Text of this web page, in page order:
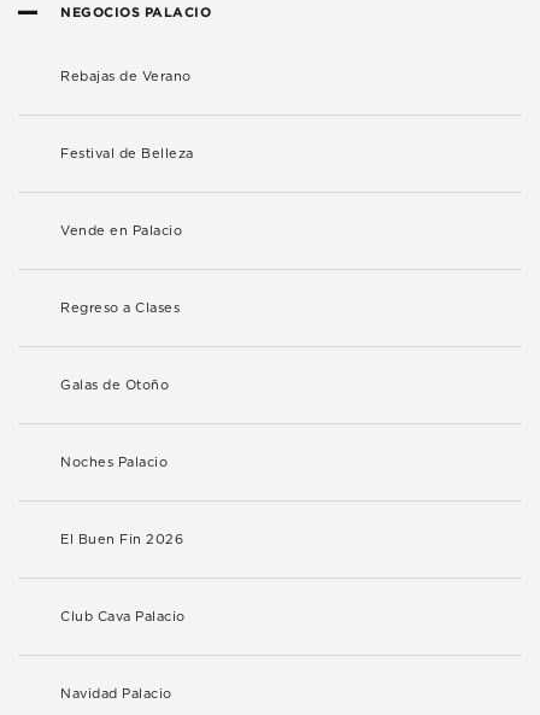
NEGOCIOS PALACIO
Rebajas de Verano
Festival de Belleza
Vende en Palacio
Regreso a Clases
Galas de Otoño
Noches Palacio
El Buen Fin 2026
Club Cava Palacio
Navidad Palacio